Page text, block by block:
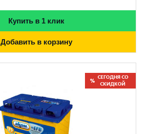
Купить в 1 клик
Добавить в корзину
СЕГОДНЯ СО
СКИДКОЙ